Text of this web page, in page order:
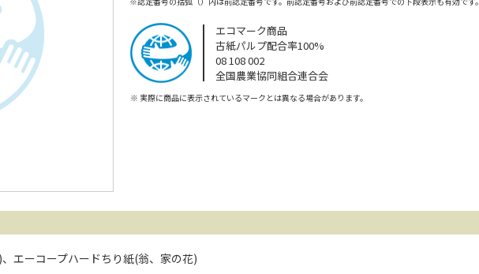
エコマーク商品
古紙パルプ配合率100%
08 108 002
全国農業協同組合連合会
※ 実際に商品に表示されているマークとは異なる場合があります。
エーコープハードちり紙(翁、家の花)